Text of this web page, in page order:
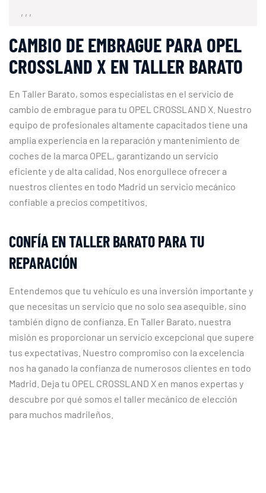
, , ,
CAMBIO DE EMBRAGUE PARA OPEL
CROSSLAND X EN TALLER BARATO
En Taller Barato, somos especialistas en el servicio de
cambio de embrague para tu OPEL CROSSLAND X. Nuestro
equipo de profesionales altamente capacitados tiene una
amplia experiencia en la reparación y mantenimiento de
coches de la marca OPEL, garantizando un servicio
eficiente y de alta calidad. Nos enorgullece ofrecer a
nuestros clientes en todo Madrid un servicio mecánico
confiable a precios competitivos.
CONFÍA EN TALLER BARATO PARA TU
REPARACIÓN
Entendemos que tu vehículo es una inversión importante y
que necesitas un servicio que no solo sea asequible, sino
también digno de confianza. En Taller Barato, nuestra
misión es proporcionar un servicio excepcional que supere
tus expectativas. Nuestro compromiso con la excelencia
nos ha ganado la confianza de numerosos clientes en todo
Madrid. Deja tu OPEL CROSSLAND X en manos expertas y
descubre por qué somos el taller mecánico de elección
para muchos madrileños.